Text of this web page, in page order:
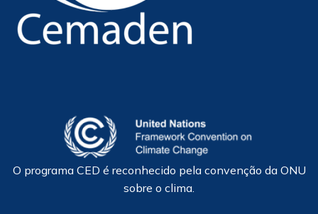
O programa CED é reconhecido pela convenção da ONU
sobre o clima.